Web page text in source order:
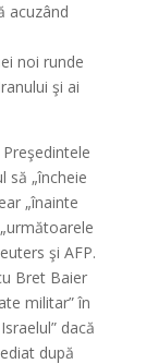
acuzând
noi runde
şi ai
să „încheie
„înainte
şi AFP.
Bret Baier
militar” în
dacă
după